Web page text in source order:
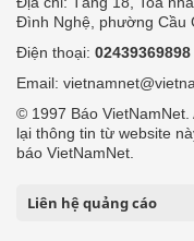
Đình Nghệ, phường Cầu
Điện thoại: 02439369898
Email:
© 1997 Báo
lại thông tin từ website
báo VietNamNet.
Liên hệ quảng cáo